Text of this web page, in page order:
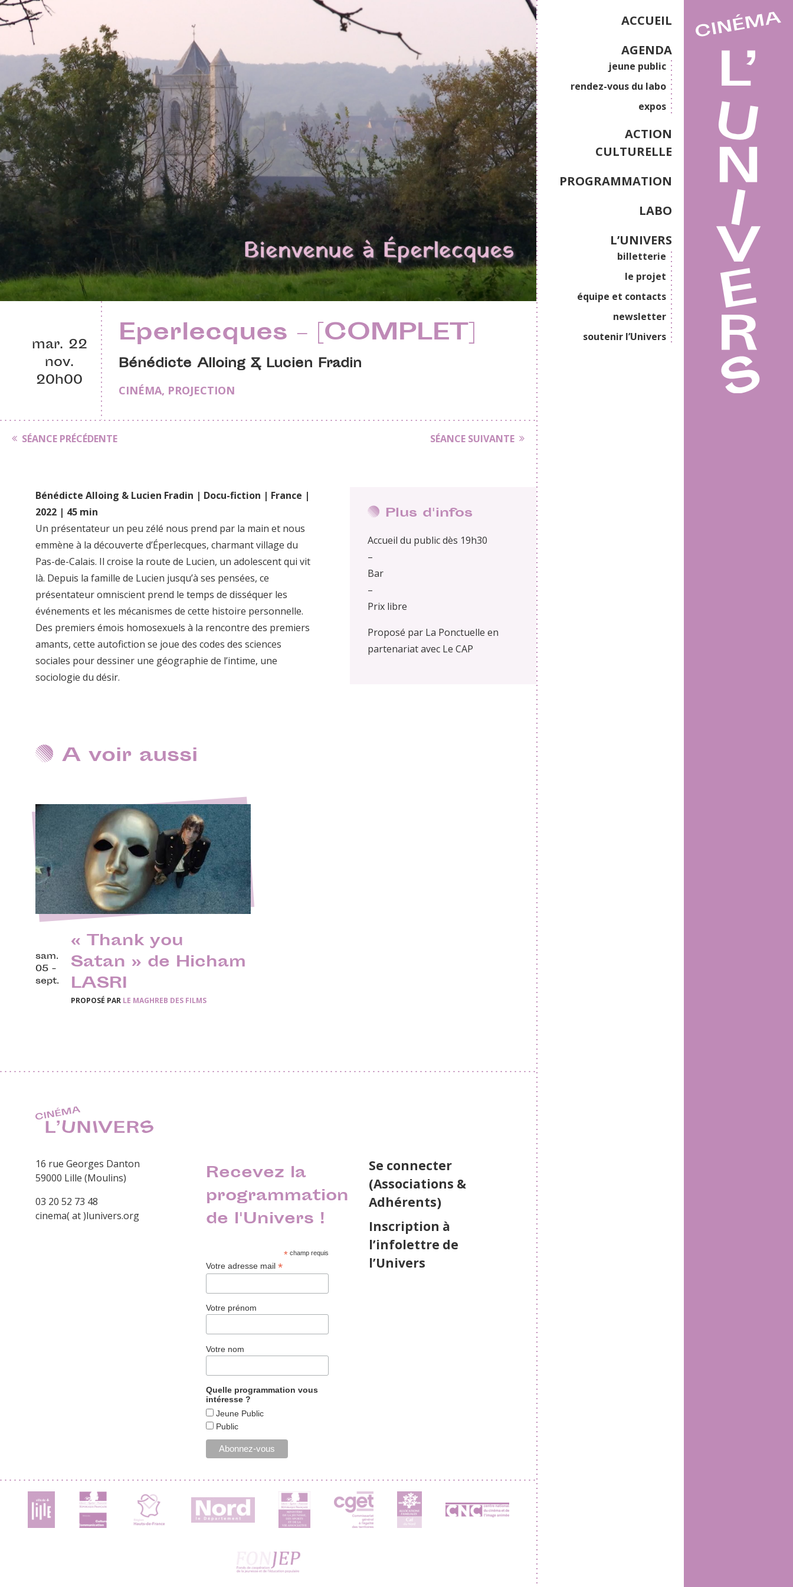
ACCUEIL
AGENDA
jeune public
rendez-vous du labo
expos
ACTION
CULTURELLE
PROGRAMMATION
LABO
L’UNIVERS
billetterie
le projet
équipe et contacts
newsletter
soutenir l’Univers
mar. 22
nov.
20h00
Eperlecques – [COMPLET]
Bénédicte Alloing & Lucien Fradin
CINÉMA, PROJECTION
SÉANCE PRÉCÉDENTE SÉANCE SUIVANTE
Plus d'infos
Accueil du public dès 19h30
–
Bar
–
Prix libre
Proposé par La Ponctuelle en
partenariat avec Le CAP
Bénédicte Alloing & Lucien Fradin | Docu-fiction | France |
2022 | 45 min
Un présentateur un peu zélé nous prend par la main et nous
emmène à la découverte d’Éperlecques, charmant village du
Pas-de-Calais. Il croise la route de Lucien, un adolescent qui vit
là. Depuis la famille de Lucien jusqu’à ses pensées, ce
présentateur omniscient prend le temps de disséquer les
événements et les mécanismes de cette histoire personnelle.
Des premiers émois homosexuels à la rencontre des premiers
amants, cette autofiction se joue des codes des sciences
sociales pour dessiner une géographie de l’intime, une
sociologie du désir.
A voir aussi
sam.
05 -
sept.
« Thank you
Satan » de Hicham
LASRI
PROPOSÉ PAR LE MAGHREB DES FILMS
16 rue Georges Danton
59000 Lille (Moulins)
03 20 52 73 48
cinema( at )lunivers.org
Recevez la
programmation
de l'Univers !
*champ requis
Votre adresse mail*
Votre prénom
Votre nom
Quelle programmation vous
intéresse ?
Jeune Public
Public
Se connecter
(Associations &
Adhérents)
Inscription à
l’infolettre de
l’Univers